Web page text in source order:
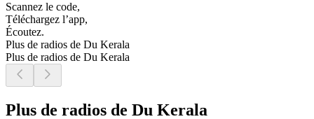
Scannez le code,
Téléchargez l’app,
Écoutez.
Plus de radios de Du Kerala
Plus de radios de Du Kerala
Plus de radios de Du Kerala